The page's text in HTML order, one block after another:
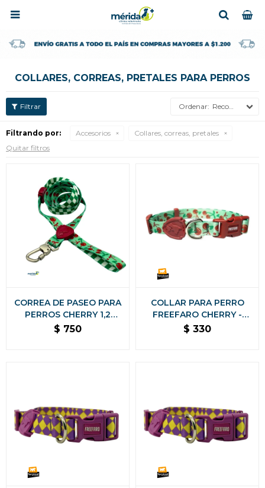

COLLARES, CORREAS, PRETALES PARA PERROS
Recomendados
Filtrando por: Accesorios
Collares, correas, pretales
Quitar filtros
CORREA DE PASEO PARA
PERROS CHERRY 1,2
METROS
$ 750
COLLAR PARA PERRO
FREEFARO CHERRY -
TAMAÑO PEQUEÑO
$ 330